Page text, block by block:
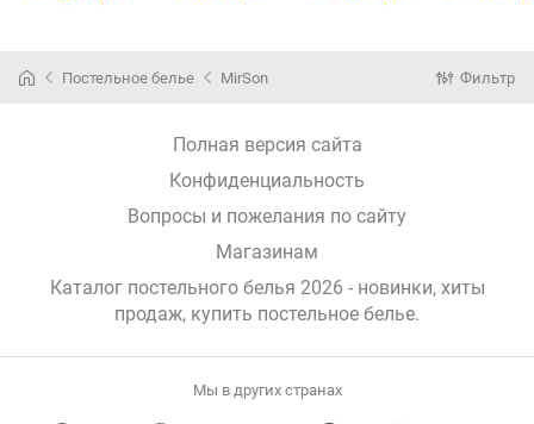
Petals
Постельное белье MirSon Фильтр
Полная версия сайта
Конфиденциальность
Вопросы и пожелания по сайту
Магазинам
Каталог постельного белья 2026 - новинки, хиты
продаж, купить постельное белье.
Мы в других странах